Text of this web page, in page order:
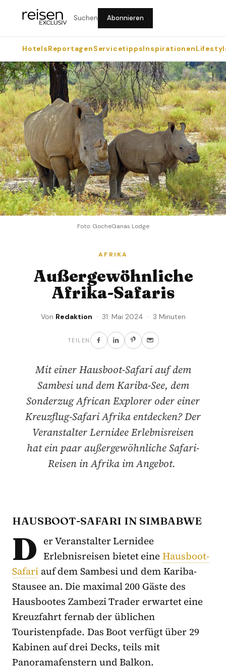
Suchen Abonnieren
HotelsReportagenServicetippsInspirationen
Foto: GocheGanas Lodge
AFRIKA
Außergewöhnliche
Afrika-Safaris
Von Redaktion · 31. Mai 2024 · 3 Minuten
TEILEN
Mit einer Hausboot-Safari auf dem
Sambesi und dem Kariba-See, dem
Sonderzug African Explorer oder einer
Kreuzflug-Safari Afrika entdecken? Der
Veranstalter Lernidee Erlebnisreisen
hat ein paar außergewöhnliche Safari-
Reisen in Afrika im Angebot.
HAUSBOOT-SAFARI IN SIMBABWE
D er Veranstalter Lernidee
Erlebnisreisen bietet eineHausboot-
Safari auf dem Sambesi und dem Kariba-
Stausee an. Die maximal 200 Gäste des
Hausbootes Zambezi Trader erwartet eine
Kreuzfahrt fernab der üblichen
Touristenpfade. Das Boot verfügt über 29
Kabinen auf drei Decks, teils mit
Panoramafenstern und Balkon.